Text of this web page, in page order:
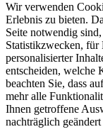
Wir verwenden
Erlebnis zu bieten.
Seite notwendig
Statistikzwecken,
personalisierter
entscheiden, welche
beachten Sie, dass
mehr alle
Ihnen getroffene
nachträglich